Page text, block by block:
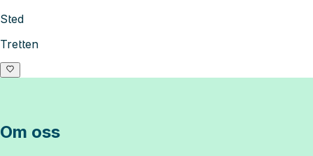
Sted
Tretten
Om oss